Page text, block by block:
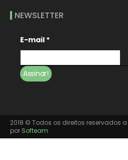
NEWSLETTER
E-mail *
2018 © Todos os direitos reservados
por Softeam